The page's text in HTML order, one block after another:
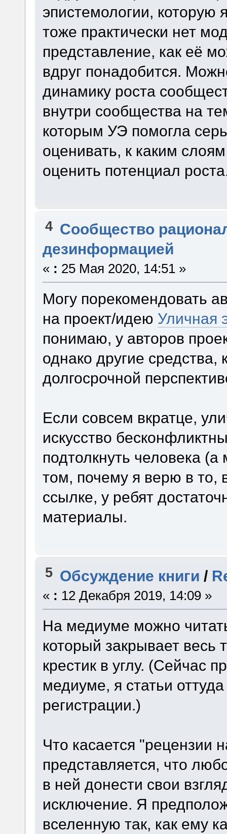
эпистемологии,
тоже практически нет
представление, как её
вдруг понадобится.
динамику роста
внутри сообщества на
которым УЭ помогла
оценивать, к каким
оценить потенциал
4 Сообщество
дезинформацией
« : 25 Мая 2020, 14:51 »
Могу порекомендовать
на проект/идею Уличная
понимаю, у авторов
однако другие
долгосрочной
Если совсем вкратце,
искусство
подтолкнуть человека
том, почему я верю в то,
ссылке, у ребят
материалы.
5 Обсуждение книги /
« : 12 Декабря 2019, 14:09 »
На медиуме можно
который закрывает весь
крестик в углу. (Сейчас
медиуме, я статьи
регистрации.)
Что касается "рецензии
представляется, что
в ней донести свои
исключение. Я
вселенную так, как ему